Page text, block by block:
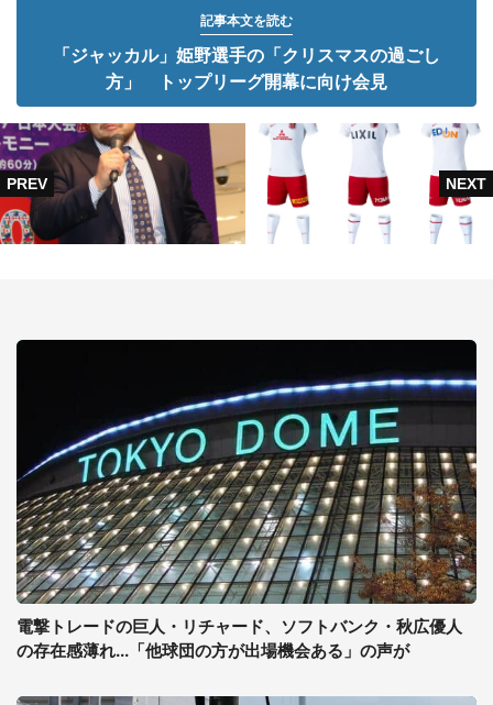
記事本文を読む
「ジャッカル」姫野選手の「クリスマスの過ごし
方」 トップリーグ開幕に向け会見
電撃トレードの巨人・リチャード、ソフトバンク・秋広優人
の存在感薄れ...「他球団の方が出場機会ある」の声が